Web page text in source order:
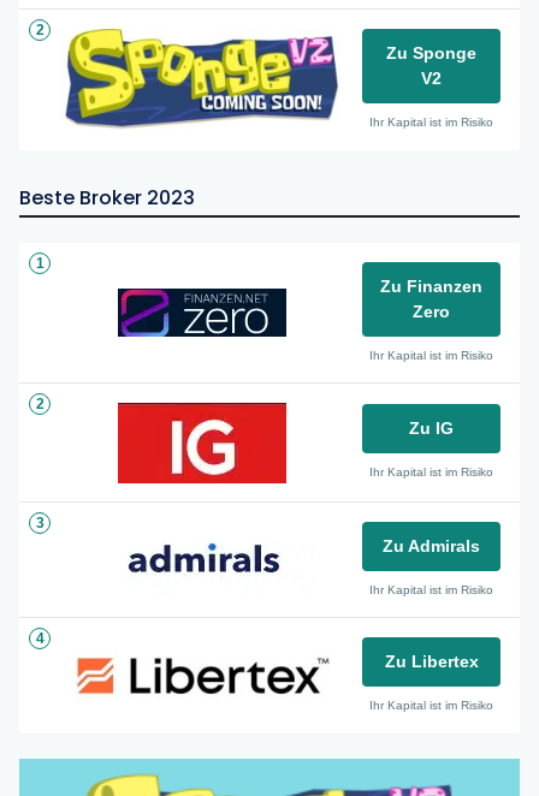
2
Zu Sponge
V2
Ihr Kapital ist im Risiko
Beste Broker 2023
1
Zu Finanzen
Zero
Ihr Kapital ist im Risiko
2
Zu IG
Ihr Kapital ist im Risiko
3
Zu Admirals
Ihr Kapital ist im Risiko
4
Zu Libertex
Ihr Kapital ist im Risiko